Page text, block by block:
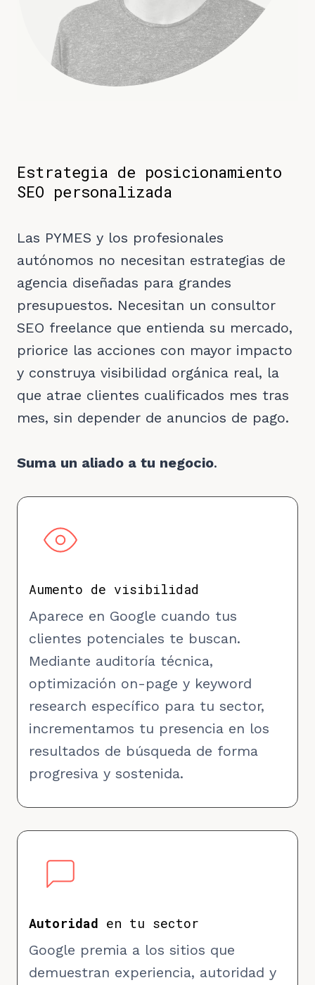
Estrategia de posicionamiento
SEO personalizada
Las PYMES y los profesionales
autónomos no necesitan estrategias de
agencia diseñadas para grandes
presupuestos. Necesitan un consultor
SEO freelance que entienda su mercado,
priorice las acciones con mayor impacto
y construya visibilidad orgánica real, la
que atrae clientes cualificados mes tras
mes, sin depender de anuncios de pago.
Suma un aliado a tu negocio.
Aumento de visibilidad
Aparece en Google cuando tus
clientes potenciales te buscan.
Mediante auditoría técnica,
optimización on-page y keyword
research específico para tu sector,
incrementamos tu presencia en los
resultados de búsqueda de forma
progresiva y sostenida.
Autoridad en tu sector
Google premia a los sitios que
demuestran experiencia, autoridad y